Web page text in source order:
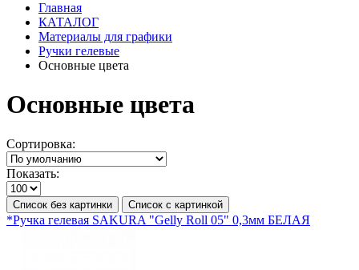
Главная
КАТАЛОГ
Материалы для графики
Ручки гелевые
Основные цвета
Основные цвета
Сортировка:
Показать:
Список без картинки Список с картинкой
*Ручка гелевая SAKURA "Gelly Roll 05" 0,3мм БЕЛАЯ